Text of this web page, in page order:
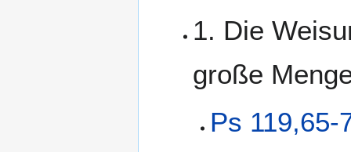
1. Die
große
Ps 119,65-